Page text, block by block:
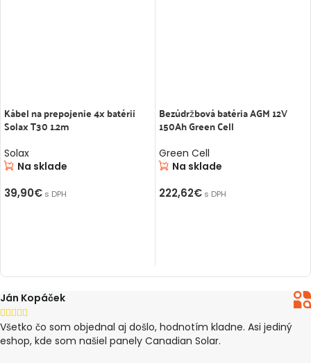
Kábel na prepojenie 4x batérií
Solax T30 1.2m
Solax
Na sklade
39,90€ s DPH
Bezúdržbová batéria AGM 12V
150Ah Green Cell
Green Cell
Na sklade
222,62€ s DPH
Ján Kopáček
    
Všetko čo som objednal aj došlo, hodnotím kladne. Asi jediný
eshop, kde som našiel panely Canadian Solar.